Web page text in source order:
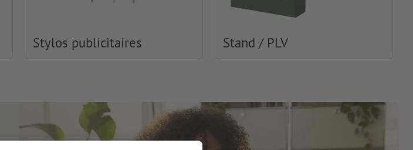
Stylos publicitaires Stand / PLV